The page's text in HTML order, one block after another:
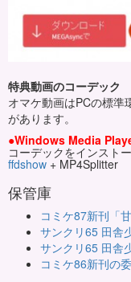
特典動画のコーデック
オマケ動画はPCの標準
があります。
●Windows Media
コーデックをインスト
ffdshow + MP4Splitter
保管庫
コミケ87新刊「
サンクリ65 田舎
サンクリ65 田
コミケ86新刊の